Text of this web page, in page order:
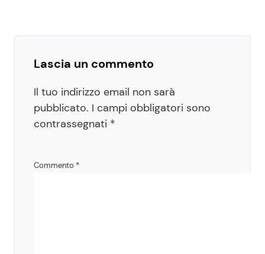
Lascia un commento
Il tuo indirizzo email non sarà
pubblicato. I campi obbligatori sono
contrassegnati *
Commento *